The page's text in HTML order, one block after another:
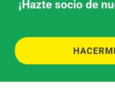
¡Hazte socio de